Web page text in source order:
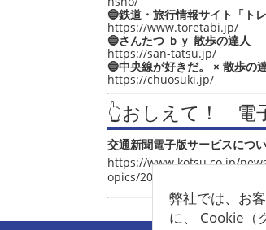
弊社では、お
に、 Cookie（
🔵鉄道・旅行情報サイト「トレ
https://www.toretabi.jp/
🔵さんたつ ｂｙ 散歩の達人
https://san-tatsu.jp/
🔵中央線が好きだ。 × 散歩の
https://chuosuki.jp/
👆おしえて！ 電
交通新聞電子版サービスにつ
https://www.kotsu.co.jp/
opics/2021/post_4048.html